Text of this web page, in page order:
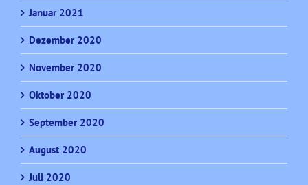
Januar 2021
Dezember 2020
November 2020
Oktober 2020
September 2020
August 2020
Juli 2020